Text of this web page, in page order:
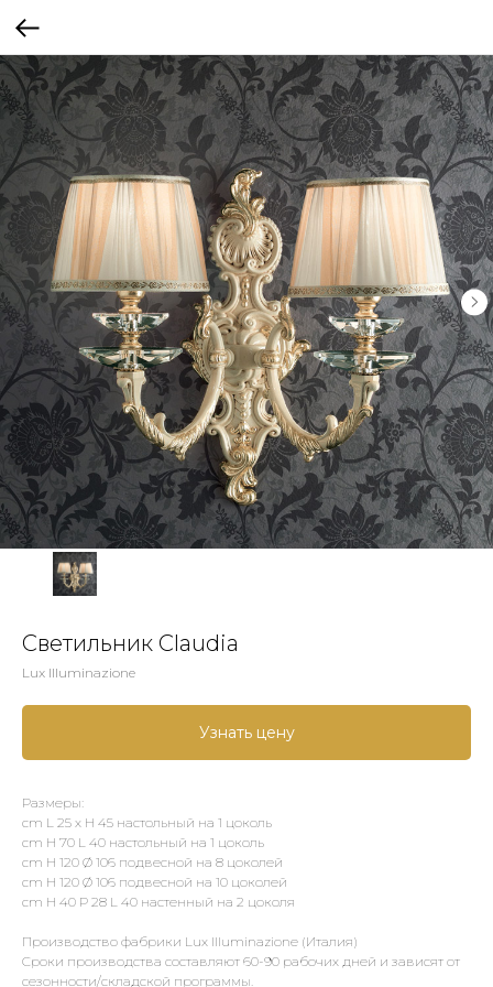
Светильник Claudia
Lux Illuminazione
Узнать цену
Размеры:
cm L 25 x H 45 настольный на 1 цоколь
cm H 70 L 40 настольный на 1 цоколь
cm H 120 Ø 106 подвесной на 8 цоколей
cm H 120 Ø 106 подвесной на 10 цоколей
cm H 40 P 28 L 40 настенный на 2 цоколя
Производство фабрики Lux Illuminazione (Италия)
Сроки производства составляют 60-90 рабочих дней и зависят от
сезонности/складской программы.